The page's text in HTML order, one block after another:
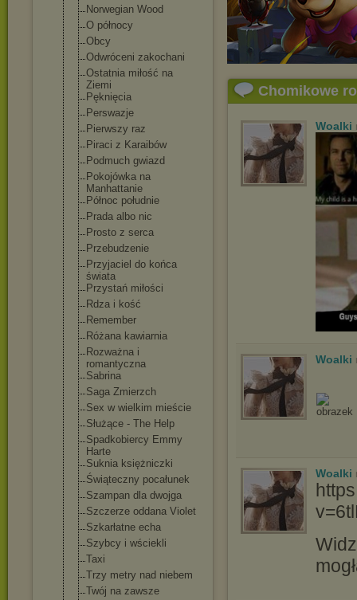
Norwegian Wood
O północy
Obcy
Odwróceni zakochani
Ostatnia miłość na
Ziemi
Pęknięcia
Perswazje
Pierwszy raz
Piraci z Karaibów
Podmuch gwiazd
Pokojówka na
Manhattanie
Północ południe
Prada albo nic
Prosto z serca
Przebudzenie
Przyjaciel do końca
świata
Przystań miłości
Rdza i kość
Remember
Różana kawiarnia
Rozważna i
romantyczna
Sabrina
Saga Zmierzch
Sex w wielkim mieście
Służące - The Help
Spadkobiercy Emmy
Harte
Suknia księżniczki
Świąteczny pocałunek
Szampan dla dwojga
Szczerze oddana Violet
Szkarłatne echa
Szybcy i wściekli
Taxi
Trzy metry nad niebem
Twój na zawsze
Chomikowe
Woalki
Woalki
Woalki